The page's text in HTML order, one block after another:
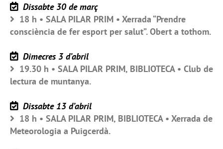
Dissabte 30 de març
18 h • SALA PILAR PRIM • Xerrada “Prendre
consciència de fer esport per salut”. Obert a tothom.
Dimecres 3 d’abril
19.30 h • SALA PILAR PRIM, BIBLIOTECA • Club de
lectura de muntanya.
Dissabte 13 d’abril
18 h • SALA PILAR PRIM, BIBLIOTECA • Xerrada de
Meteorologia a Puigcerdà.